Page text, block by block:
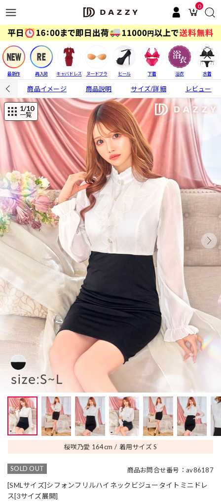
0
最新作 再入荷 キャバドレス ヌードブラ ヒール 下着 浴衣 水着
商品イメージ 商品説明 サイズ/詳細 レビュー
1/10
一覧
桜咲乃愛 164cm 着用サイズ S
SOLD OUT 商品お問合せ番号：av86187
[SMLサイズ]シフォンフリルハイネックビジュータイトミニドレ
ス[3サイズ展開]